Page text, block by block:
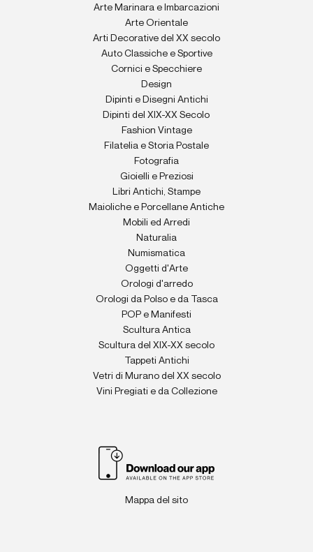
Arte Marinara e Imbarcazioni
Arte Orientale
Arti Decorative del XX secolo
Auto Classiche e Sportive
Cornici e Specchiere
Design
Dipinti e Disegni Antichi
Dipinti del XIX-XX Secolo
Fashion Vintage
Filatelia e Storia Postale
Fotografia
Gioielli e Preziosi
Libri Antichi, Stampe
Maioliche e Porcellane Antiche
Mobili ed Arredi
Naturalia
Numismatica
Oggetti d'Arte
Orologi d'arredo
Orologi da Polso e da Tasca
POP e Manifesti
Scultura Antica
Scultura del XIX-XX secolo
Tappeti Antichi
Vetri di Murano del XX secolo
Vini Pregiati e da Collezione
Mappa del sito